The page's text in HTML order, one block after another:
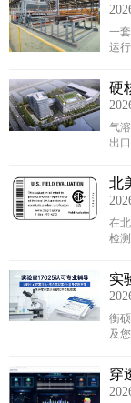
品
一
运
为
硬
公
气
出
北
服
在
检
程
实
全
衡
及
收
期
穿
硕